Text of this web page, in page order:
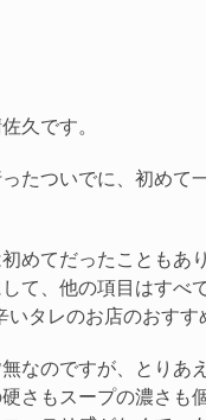
久です。
たついでに、初めて
めてだったこともあ
て、他の項目はすべ
いタレのお店のおすす
なのですが、とりあ
さもスープの濃さも